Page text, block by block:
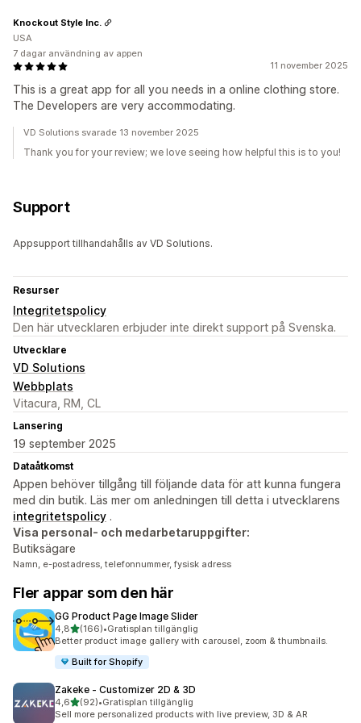
11 november 2025
This is a great app for all you needs in a online clothing store.
The Developers are very accommodating.
Knockout Style Inc.
USA
7 dagar användning av appen
VD Solutions svarade 13 november 2025
Thank you for your review; we love seeing how helpful this is to you!
Support
Appsupport tillhandahålls av VD Solutions.
Resurser
Integritetspolicy
Den här utvecklaren erbjuder inte direkt support på Svenska.
Utvecklare
VD Solutions
Webbplats
Vitacura, RM, CL
Lansering
19 september 2025
Dataåtkomst
Appen behöver tillgång till följande data för att kunna fungera
med din butik. Läs mer om anledningen till detta i utvecklarens
integritetspolicy .
Visa personal- och medarbetaruppgifter:
Butiksägare
Namn, e-postadress, telefonnummer, fysisk adress
Fler appar som den här
GG Product Page Image Slider
4,8av 5 stjärnor
(166)
166 recensioner totalt
•Gratisplan tillgänglig
Better product image gallery with carousel, zoom & thumbnails.
Built for Shopify
Zakeke ‑ Customizer 2D & 3D
4,6av 5 stjärnor
(92)
92 recensioner totalt
•Gratisplan tillgänglig
Sell more personalized products with live preview, 3D & AR